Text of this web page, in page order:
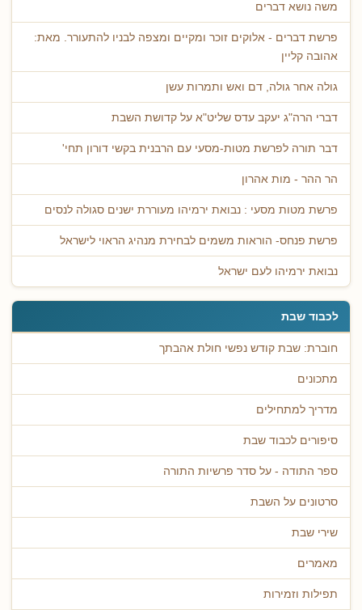
משה נושא דברים
פרשת דברים - אלוקים זוכר ומקיים ומצפה לבניו להתעורר. מאת:
אהובה קליין
גולה אחר גולה, דם ואש ותמרות עשן
דברי הרה"ג יעקב עדס שליט"א על קדושת השבת
דבר תורה לפרשת מטות-מסעי עם הרבנית בקשי דורון תחי'
הר ההר - מות אהרון
פרשת מטות מסעי : נבואת ירמיהו מעוררת ישנים סגולה לנסים
פרשת פנחס- הוראות משמים לבחירת מנהיג הראוי לישראל
נבואת ירמיהו לעם ישראל
לכבוד שבת
חוברת: שבת קודש נפשי חולת אהבתך
מתכונים
מדריך למתחילים
סיפורים לכבוד שבת
ספר התודה - על סדר פרשיות התורה
סרטונים על השבת
שירי שבת
מאמרים
תפילות וזמירות